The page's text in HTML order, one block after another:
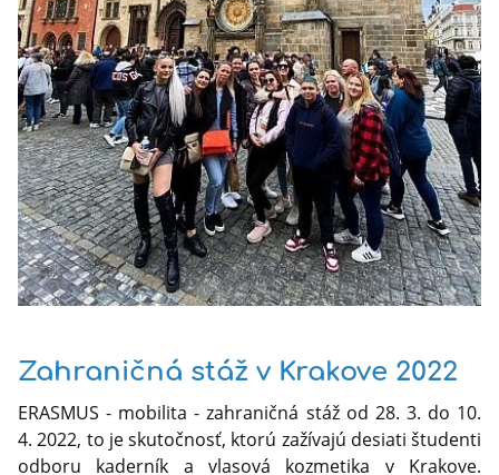
Zahraničná stáž v Krakove 2022
ERASMUS - mobilita - zahraničná stáž od 28. 3. do 10.
4. 2022, to je skutočnosť, ktorú zažívajú desiati študenti
odboru kaderník a vlasová kozmetika v Krakove.